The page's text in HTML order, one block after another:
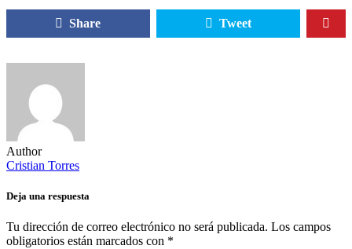
Share Tweet
Author
Cristian Torres
Deja una respuesta
Tu dirección de correo electrónico no será publicada. Los campos
obligatorios están marcados con *